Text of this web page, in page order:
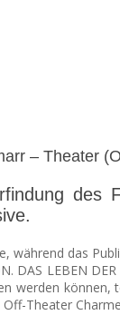
– Theater
des
während das
DAS LEBEN
werden
Theater